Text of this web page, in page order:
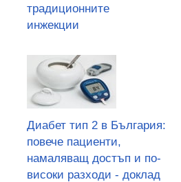
традиционните
инжекции
Диабет тип 2 в България:
повече пациенти,
намаляващ достъп и по-
високи разходи - доклад